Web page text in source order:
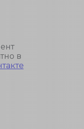
в